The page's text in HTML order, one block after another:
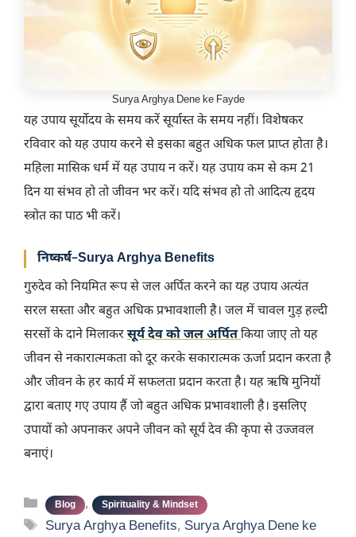
Surya Arghya Dene ke Fayde
यह उपाय सूर्योदय के समय करें सूर्यास्त के समय नहीं। विशेषकर
रविवार को यह उपाय करने से इसका बहुत अधिक फल प्राप्त होता है।
महिला मासिक धर्म में यह उपाय न करें। यह उपाय कम से कम 21
दिन या संभव हो तो जीवन भर करें। यदि संभव हो तो आदित्य हृदय
स्त्रोत का पाठ भी करें।
निष्कर्ष–Surya Arghya Benefits
गुरुदेव को नियमित रूप से जल अर्पित करने का यह उपाय अत्यंत
सरल सस्ता और बहुत अधिक प्रभावशाली है। जल में चावल गुड़ हल्दी
सरसों के दाने मिलाकरसूर्य देव को जल अर्पितकिया जाए तो यह
जीवन से नकारात्मकता को दूर करके सकारात्मक ऊर्जा प्रदान करता है
और जीवन के हर कार्य में सफलता प्रदान करता है। यह ऋषि मुनियों
द्वारा बताए गए उपाय हैं जो बहुत अधिक प्रभावशाली है। इसलिए
उपायों को अपनाकर अपने जीवन को सूर्य देव की कृपा से उज्जवल
बनाएं।
Categories
Blog , Spirituality & Mindset
Tags
Surya Arghya Benefits, Surya Arghya Dene ke